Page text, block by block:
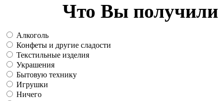
Что Вы получили
Алкоголь
Конфеты и другие сладости
Текстильные изделия
Украшения
Бытовую технику
Игрушки
Ничего